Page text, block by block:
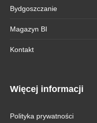
Bydgoszczanie
Magazyn BI
Kontakt
Więcej informacji
Polityka prywatności